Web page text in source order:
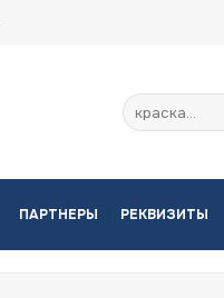
Искать:
ПАРТНЕРЫ РЕКВИЗИТЫ